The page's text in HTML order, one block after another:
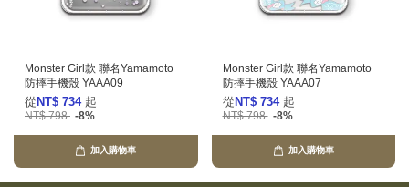
Monster Girl款 聯名Yamamoto
防摔手機殼 YAAA09
從 NT$ 734 起
NT$ 798 -8%
加入購物車
Monster Girl款 聯名Yamamoto
防摔手機殼 YAAA07
從 NT$ 734 起
NT$ 798 -8%
加入購物車